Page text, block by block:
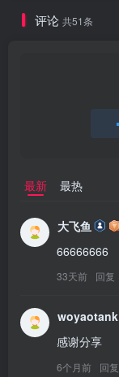
评论 共51条
最新 最热
大飞鱼
66666666
33天前 回复
woyaotank
感谢分享
6个月前 回复